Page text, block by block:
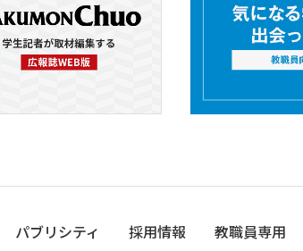
パブリシティ 採用情報 教職員専用